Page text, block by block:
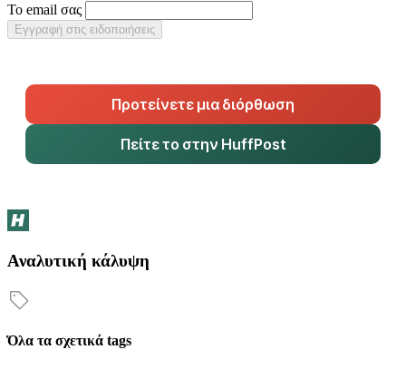
Το email σας
Εγγραφή στις ειδοποιήσεις
Προτείνετε μια διόρθωση
Πείτε το στην HuffPost
Αναλυτική κάλυψη
Όλα τα σχετικά tags